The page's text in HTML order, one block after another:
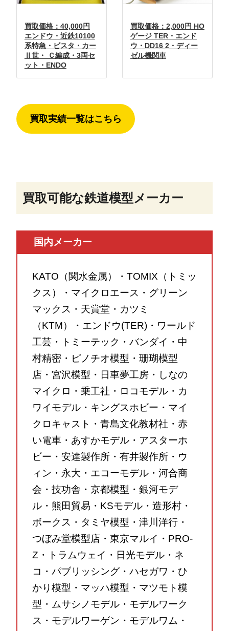
買取価格：40,000円
エンドウ・近鉄10100
系特急・ビスタ・カー
Ⅱ世・ Ｃ編成・3両セ
ット・ENDO
買取価格：2,000円 HO
ゲージ TER・エンド
ウ・DD16 2・ディー
ゼル機関車
買取実績一覧はこちら
買取可能な鉄道模型メーカー
国内メーカー
KATO（関水金属）・TOMIX（トミッ
クス）・マイクロエース・グリーン
マックス・天賞堂・カツミ
（KTM）・エンドウ(TER)・ワールド
工芸・トミーテック・バンダイ・中
村精密・ピノチオ模型・珊瑚模型
店・宮沢模型・日車夢工房・しなの
マイクロ・乗工社・ロコモデル・カ
ワイモデル・キングスホビー・マイ
クロキャスト・青島文化教材社・赤
い電車・あすかモデル・アスターホ
ビー・安達製作所・有井製作所・ウ
ィン・永大・エコーモデル・河合商
会・技功舎・京都模型・銀河モデ
ル・熊田貿易・KSモデル・造形村・
ボークス・タミヤ模型・津川洋行・
つぼみ堂模型店・東京マルイ・PRO-
Z・トラムウェイ・日光モデル・ネ
コ・パブリッシング・ハセガワ・ひ
かり模型・マッハ模型・マツモト模
型・ムサシノモデル・モデルワーク
ス・モデルワーゲン・モデルワム・